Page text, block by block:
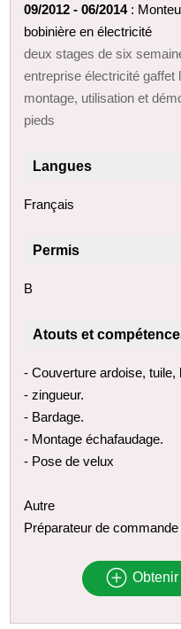
09/2012 - 06/2014:
bobinière en électricité
deux stages de six
entreprise électricité gaffet
montage, utilisation et
pieds
Langues
Français
Permis
B
Atouts et
- Couverture ardoise, tuile,
- zingueur.
- Bardage.
- Montage échafaudage.
- Pose de velux
Autre
Préparateur de commande